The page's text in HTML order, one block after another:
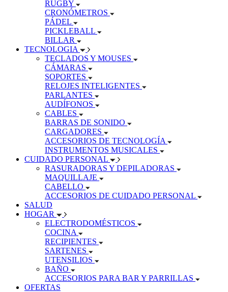
RUGBY
CRONÓMETROS
PÁDEL
PICKLEBALL
BILLAR
TECNOLOGIA
TECLADOS Y MOUSES
CÁMARAS
SOPORTES
RELOJES INTELIGENTES
PARLANTES
AUDÍFONOS
CABLES
BARRAS DE SONIDO
CARGADORES
ACCESORIOS DE TECNOLOGÍA
INSTRUMENTOS MUSICALES
CUIDADO PERSONAL
RASURADORAS Y DEPILADORAS
MAQUILLAJE
CABELLO
ACCESORIOS DE CUIDADO PERSONAL
SALUD
HOGAR
ELECTRODOMÉSTICOS
COCINA
RECIPIENTES
SARTENES
UTENSILIOS
BAÑO
ACCESORIOS PARA BAR Y PARRILLAS
OFERTAS